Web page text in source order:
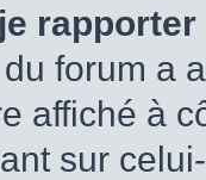
forum a
affiché à
sur